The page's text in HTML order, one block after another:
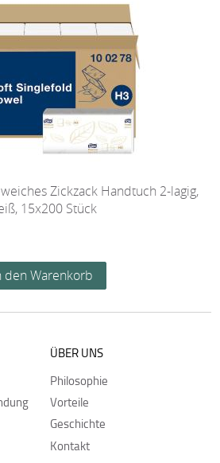
Zickzack Handtuch 2-lagig,
15x200 Stück
ÜBER UNS
Philosophie
Vorteile
Geschichte
Kontakt